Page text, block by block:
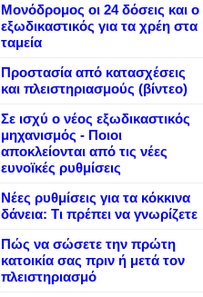
Μονόδρομος οι 24 δόσεις και ο
εξωδικαστικός για τα χρέη στα
ταμεία
Προστασία από κατασχέσεις
και πλειστηριασμούς (βίντεο)
Σε ισχύ ο νέος εξωδικαστικός
μηχανισμός - Ποιοι
αποκλείονται από τις νέες
ευνοϊκές ρυθμίσεις
Νέες ρυθμίσεις για τα κόκκινα
δάνεια: Τι πρέπει να γνωρίζετε
Πώς να σώσετε την πρώτη
κατοικία σας πριν ή μετά τον
πλειστηριασμό